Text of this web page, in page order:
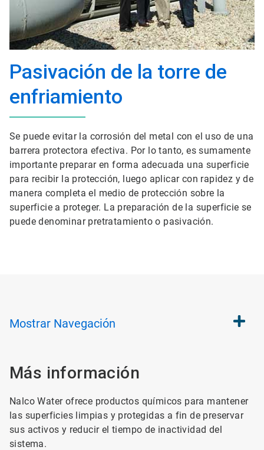
Pasivación de la torre de
enfriamiento
Se puede evitar la corrosión del metal con el uso de una
barrera protectora efectiva. Por lo tanto, es sumamente
importante preparar en forma adecuada una superficie
para recibir la protección, luego aplicar con rapidez y de
manera completa el medio de protección sobre la
superficie a proteger. La preparación de la superficie se
puede denominar pretratamiento o pasivación.
Mostrar Navegación
Más información
Nalco Water ofrece productos químicos para mantener
las superficies limpias y protegidas a fin de preservar
sus activos y reducir el tiempo de inactividad del
sistema.